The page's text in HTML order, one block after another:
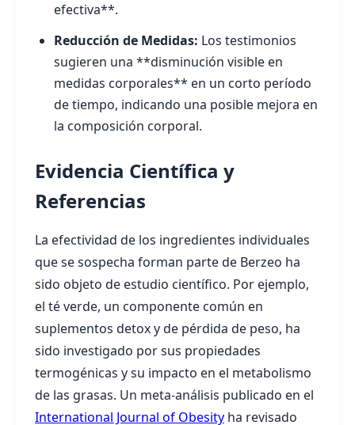
efectiva**.
Reducción de Medidas: Los testimonios
sugieren una **disminución visible en
medidas corporales** en un corto período
de tiempo, indicando una posible mejora en
la composición corporal.
Evidencia Científica y
Referencias
La efectividad de los ingredientes individuales
que se sospecha forman parte de Berzeo ha
sido objeto de estudio científico. Por ejemplo,
el té verde, un componente común en
suplementos detox y de pérdida de peso, ha
sido investigado por sus propiedades
termogénicas y su impacto en el metabolismo
de las grasas. Un meta-análisis publicado en el
International Journal of Obesity ha revisado